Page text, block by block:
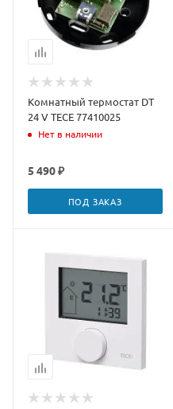
Комнатный термостат DT
24 V TECE 77410025
Нет в наличии
5 490 ₽
ПОД ЗАКАЗ